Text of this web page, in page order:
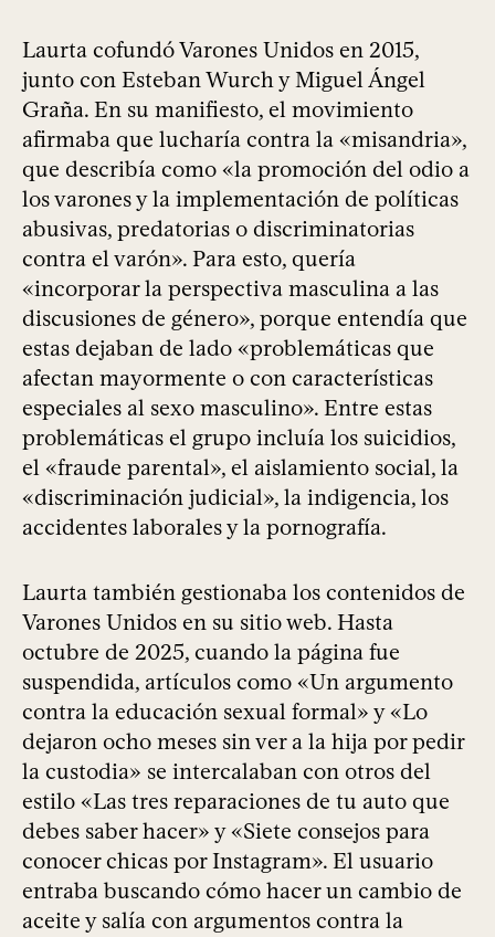
Laurta cofundó Varones Unidos en 2015,
junto con Esteban Wurch y Miguel Ángel
Graña. En su manifiesto, el movimiento
afirmaba que lucharía contra la «misandria»,
que describía como «la promoción del odio a
los varones y la implementación de políticas
abusivas, predatorias o discriminatorias
contra el varón». Para esto, quería
«incorporar la perspectiva masculina a las
discusiones de género», porque entendía que
estas dejaban de lado «problemáticas que
afectan mayormente o con características
especiales al sexo masculino». Entre estas
problemáticas el grupo incluía los suicidios,
el «fraude parental», el aislamiento social, la
«discriminación judicial», la indigencia, los
accidentes laborales y la pornografía.
Laurta también gestionaba los contenidos de
Varones Unidos en su sitio web. Hasta
octubre de 2025, cuando la página fue
suspendida, artículos como «Un argumento
contra la educación sexual formal» y «Lo
dejaron ocho meses sin ver a la hija por pedir
la custodia» se intercalaban con otros del
estilo «Las tres reparaciones de tu auto que
debes saber hacer» y «Siete consejos para
conocer chicas por Instagram». El usuario
entraba buscando cómo hacer un cambio de
aceite y salía con argumentos contra la